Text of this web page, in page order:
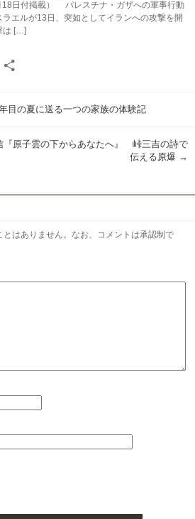
18日付掲載） パレスチナ・ガザへの軍事行動
ラエルが13日、突如としてイランへの攻撃を開
は […]
Email
目の夏に送る一つの家族の体験記
『原子雲の下からあなたへ』 峠三吉の詩で
伝える原爆 →
とはありません。なお、コメントは承認制で